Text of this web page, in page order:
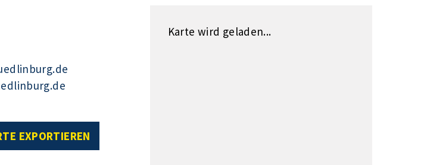
EXPORTIEREN
Karte wird geladen...